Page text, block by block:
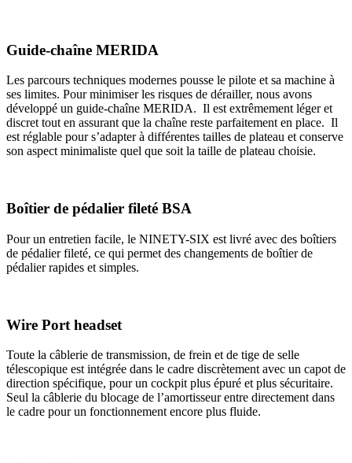
Guide-chaîne MERIDA
Les parcours techniques modernes pousse le pilote et sa machine à
ses limites. Pour minimiser les risques de dérailler, nous avons
développé un guide-chaîne MERIDA. Il est extrêmement léger et
discret tout en assurant que la chaîne reste parfaitement en place. Il
est réglable pour s’adapter à différentes tailles de plateau et conserve
son aspect minimaliste quel que soit la taille de plateau choisie.
Boîtier de pédalier fileté BSA
Pour un entretien facile, le NINETY-SIX est livré avec des boîtiers
de pédalier fileté, ce qui permet des changements de boîtier de
pédalier rapides et simples.
Wire Port headset
Toute la câblerie de transmission, de frein et de tige de selle
télescopique est intégrée dans le cadre discrètement avec un capot de
direction spécifique, pour un cockpit plus épuré et plus sécuritaire.
Seul la câblerie du blocage de l’amortisseur entre directement dans
le cadre pour un fonctionnement encore plus fluide.